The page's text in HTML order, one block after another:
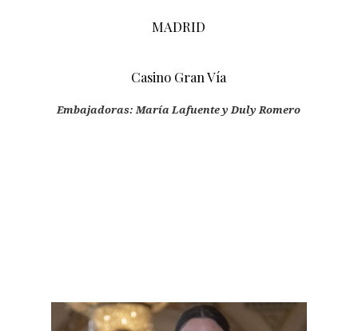
MADRID
Casino Gran Vía
Embajadoras: María Lafuente y Duly Romero